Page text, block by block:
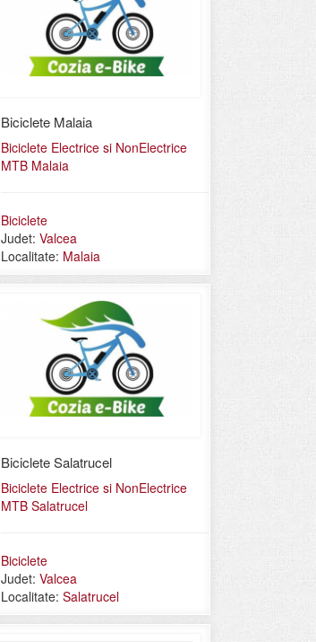
Biciclete Malaia
Biciclete Electrice si NonElectrice
MTB Malaia
Biciclete
Judet:Valcea
Localitate: Malaia
Biciclete Salatrucel
Biciclete Electrice si NonElectrice
MTB Salatrucel
Biciclete
Judet:Valcea
Localitate:Salatrucel